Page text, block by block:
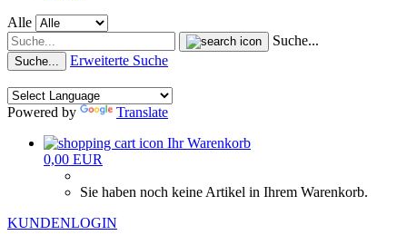
Alle
Suche...
Suche... Erweiterte Suche
Powered by
Translate
Ihr Warenkorb
0,00 EUR
Sie haben noch keine Artikel in Ihrem Warenkorb.
KUNDENLOGIN